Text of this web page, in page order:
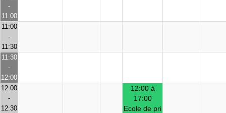
-
11:00
11:00
-
11:30
11:30
-
12:00
12:00
-
12:30
12:00 à
17:00
Ecole de pri